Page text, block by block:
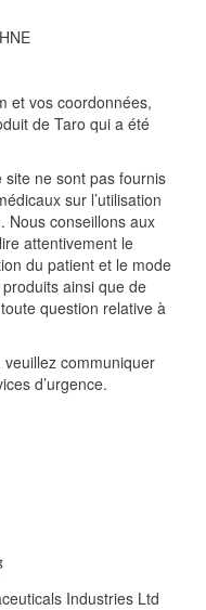
et vos coordonnées,
de Taro qui a été
ne sont pas fournis
sur l’utilisation
Nous conseillons aux
attentivement le
du patient et le mode
ainsi que de
question relative à
communiquer
d’urgence.
Industries Ltd